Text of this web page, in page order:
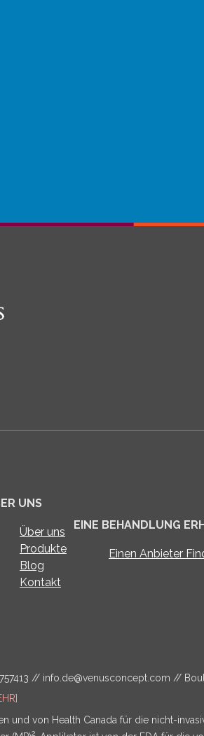
UNS
Über uns
Produkte
Blog
Kontakt
EINE BEHANDLUNG
Einen Anbieter
// info.de@venusconcept.com //
und von Health Canada für die nicht-
2